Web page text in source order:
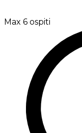
Max 6 ospiti